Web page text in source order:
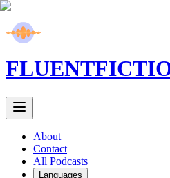
FLUENT
About
Contact
All Podcasts
Languages